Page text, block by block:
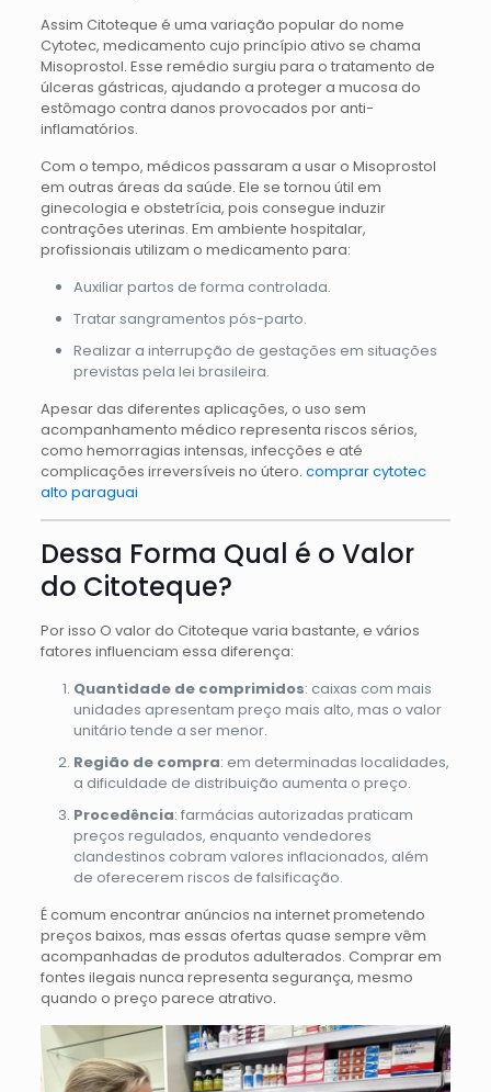
Assim Citoteque é uma variação popular do nome
Cytotec, medicamento cujo princípio ativo se chama
Misoprostol. Esse remédio surgiu para o tratamento de
úlceras gástricas, ajudando a proteger a mucosa do
estômago contra danos provocados por anti-
inflamatórios.
Com o tempo, médicos passaram a usar o Misoprostol
em outras áreas da saúde. Ele se tornou útil em
ginecologia e obstetrícia, pois consegue induzir
contrações uterinas. Em ambiente hospitalar,
profissionais utilizam o medicamento para:
Auxiliar partos de forma controlada.
Tratar sangramentos pós-parto.
Realizar a interrupção de gestações em situações
previstas pela lei brasileira.
Apesar das diferentes aplicações, o uso sem
acompanhamento médico representa riscos sérios,
como hemorragias intensas, infecções e até
complicações irreversíveis no útero. comprar cytotec
alto paraguai
Dessa Forma Qual é o Valor
do Citoteque?
Por isso O valor do Citoteque varia bastante, e vários
fatores influenciam essa diferença:
Quantidade de comprimidos: caixas com mais
unidades apresentam preço mais alto, mas o valor
unitário tende a ser menor.
Região de compra: em determinadas localidades,
a dificuldade de distribuição aumenta o preço.
Procedência: farmácias autorizadas praticam
preços regulados, enquanto vendedores
clandestinos cobram valores inflacionados, além
de oferecerem riscos de falsificação.
É comum encontrar anúncios na internet prometendo
preços baixos, mas essas ofertas quase sempre vêm
acompanhadas de produtos adulterados. Comprar em
fontes ilegais nunca representa segurança, mesmo
quando o preço parece atrativo.